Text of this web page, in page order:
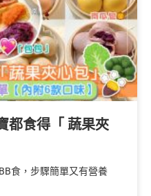
都食得「 蔬果夾
食，步驟簡單又有營養